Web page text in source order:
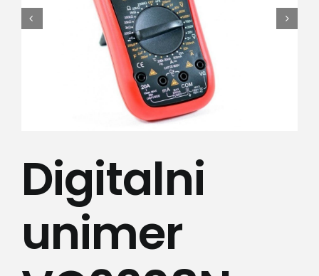
Kamere
Medicinska oprema
Svi proizvodi
Digitalni
unimer